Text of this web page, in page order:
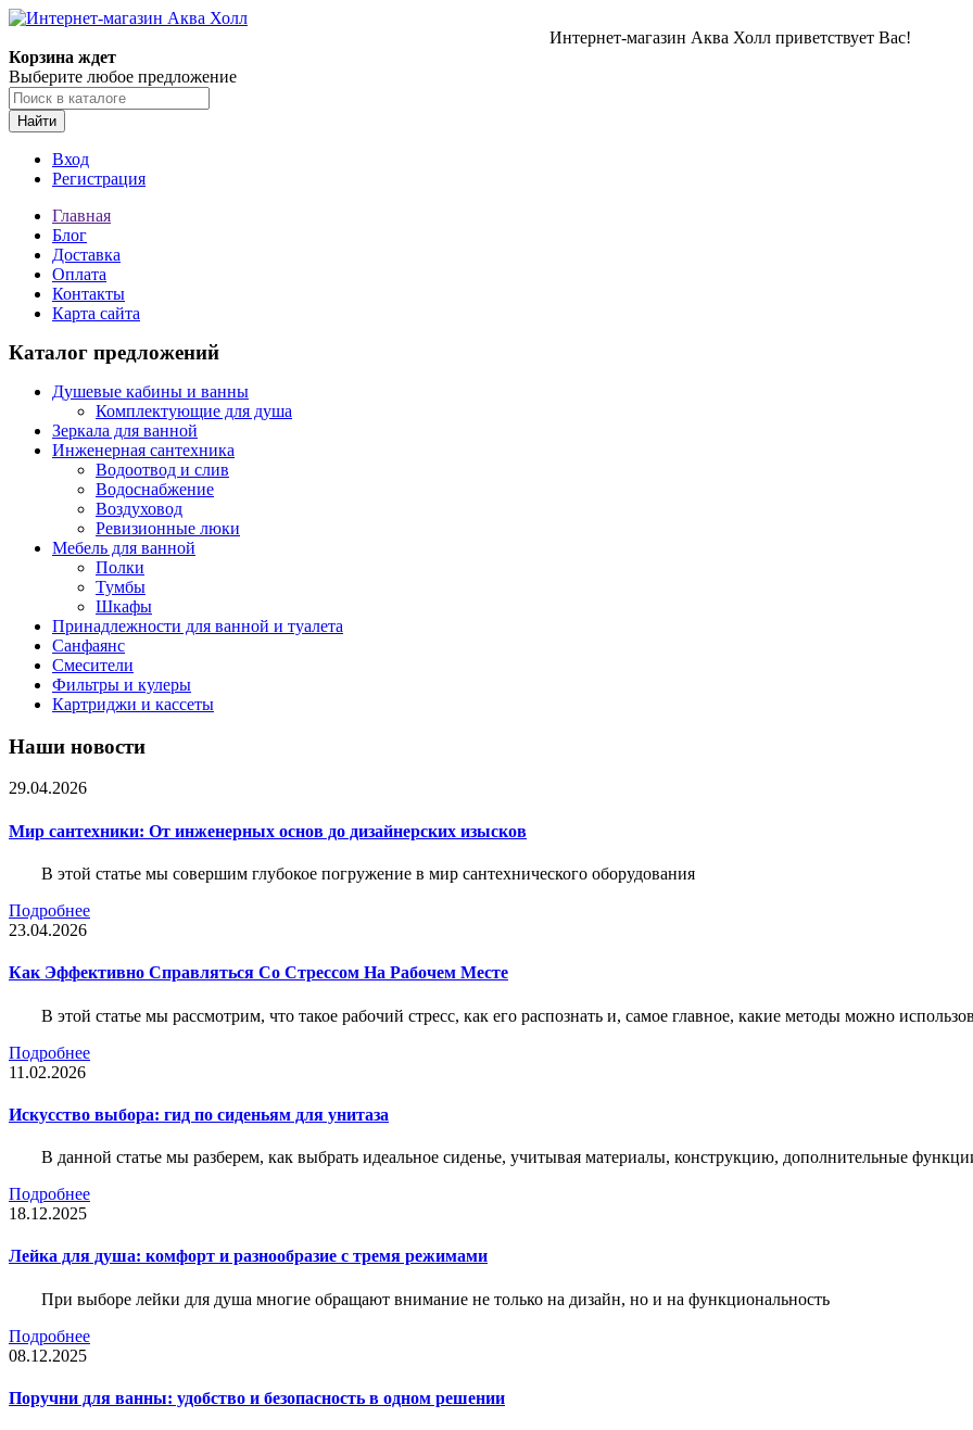
Интернет-магазин Аква Холл приветствует Вас!
Корзина ждет
Выберите любое предложение
Найти
Вход
Регистрация
Главная
Блог
Доставка
Оплата
Контакты
Карта сайта
Каталог предложений
Душевые кабины и ванны
Комплектующие для душа
Зеркала для ванной
Инженерная сантехника
Водоотвод и слив
Водоснабжение
Воздуховод
Ревизионные люки
Мебель для ванной
Полки
Тумбы
Шкафы
Принадлежности для ванной и туалета
Санфаянс
Смесители
Фильтры и кулеры
Картриджи и кассеты
Наши новости
29.04.2026
Мир сантехники: От инженерных основ до дизайнерских изысков
В этой статье мы совершим глубокое погружение в мир сантехнического оборудования
Подробнее
23.04.2026
Как Эффективно Справляться Со Стрессом На Рабочем Месте
В этой статье мы рассмотрим, что такое рабочий стресс, как его распознать и, самое главное, какие методы можно
Подробнее
11.02.2026
Искусство выбора: гид по сиденьям для унитаза
В данной статье мы разберем, как выбрать идеальное сиденье, учитывая материалы, конструкцию, дополнительные
Подробнее
18.12.2025
Лейка для душа: комфорт и разнообразие с тремя режимами
При выборе лейки для душа многие обращают внимание не только на дизайн, но и на функциональность
Подробнее
08.12.2025
Поручни для ванны: удобство и безопасность в одном решении